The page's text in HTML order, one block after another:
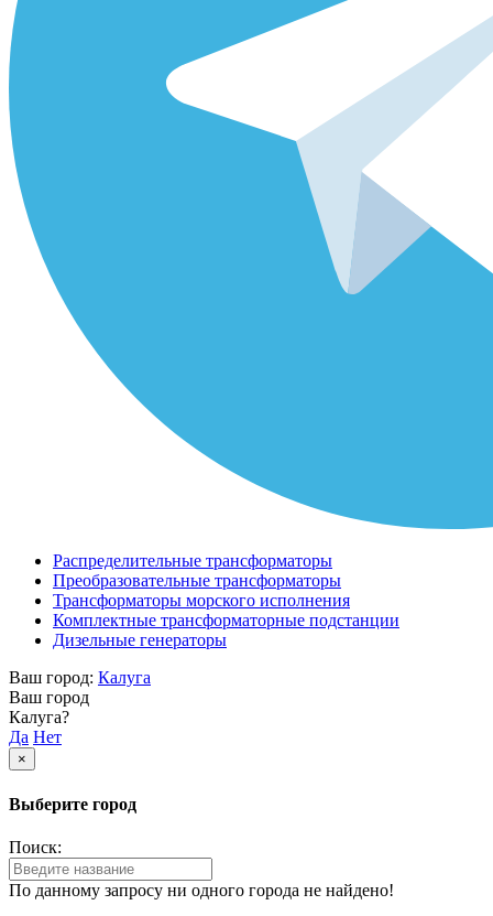
Распределительные трансформаторы
Преобразовательные трансформаторы
Трансформаторы морского исполнения
Комплектные трансформаторные подстанции
Дизельные генераторы
Ваш город: Калуга
Ваш город
Калуга?
Да Нет
×
Выберите город
Поиск:
По данному запросу ни одного города не найдено!